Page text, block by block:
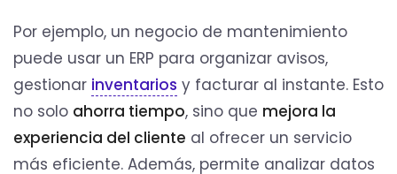
Por ejemplo, un negocio de mantenimiento
puede usar un ERP para organizar avisos,
gestionar inventarios y facturar al instante. Esto
no solo ahorra tiempo, sino que mejora la
experiencia del cliente al ofrecer un servicio
más eficiente. Además, permite analizar datos